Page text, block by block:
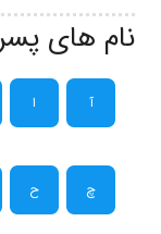
نام های
آ ا
چ ح